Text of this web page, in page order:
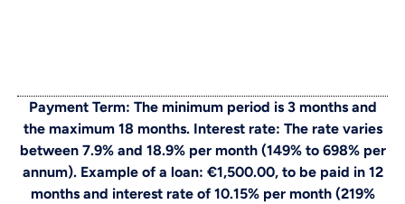
Payment Term: The minimum period is 3 months and
the maximum 18 months. Interest rate: The rate varies
between 7.9% and 18.9% per month (149% to 698% per
annum). Example of a loan: €1,500.00, to be paid in 12
months and interest rate of 10.15% per month (219%